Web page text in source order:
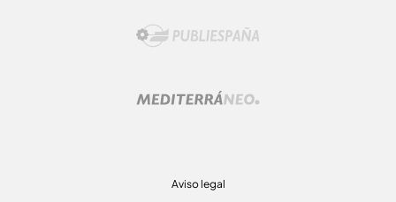
Aviso legal